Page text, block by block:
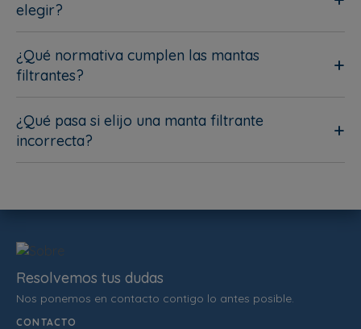
elegir?
¿Qué normativa cumplen las mantas
filtrantes?
¿Qué pasa si elijo una manta filtrante
incorrecta?
Resolvemos tus dudas
Nos ponemos en contacto contigo lo antes posible.
CONTACTO